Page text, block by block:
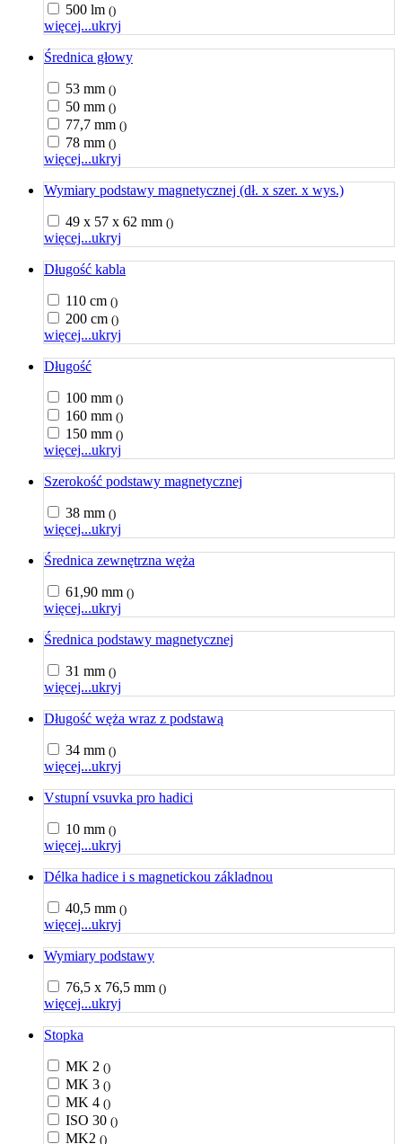
500 lm ()
więcej...ukryj
Średnica głowy
53 mm ()
50 mm ()
77,7 mm ()
78 mm ()
więcej...ukryj
Wymiary podstawy magnetycznej (dł. x szer. x wys.)
49 x 57 x 62 mm ()
więcej...ukryj
Długość kabla
110 cm ()
200 cm ()
więcej...ukryj
Długość
100 mm ()
160 mm ()
150 mm ()
więcej...ukryj
Szerokość podstawy magnetycznej
38 mm ()
więcej...ukryj
Średnica zewnętrzna węża
61,90 mm ()
więcej...ukryj
Średnica podstawy magnetycznej
31 mm ()
więcej...ukryj
Długość węża wraz z podstawą
34 mm ()
więcej...ukryj
Vstupní vsuvka pro hadici
10 mm ()
więcej...ukryj
Délka hadice i s magnetickou základnou
40,5 mm ()
więcej...ukryj
Wymiary podstawy
76,5 x 76,5 mm ()
więcej...ukryj
Stopka
MK 2 ()
MK 3 ()
MK 4 ()
ISO 30 ()
MK2 ()